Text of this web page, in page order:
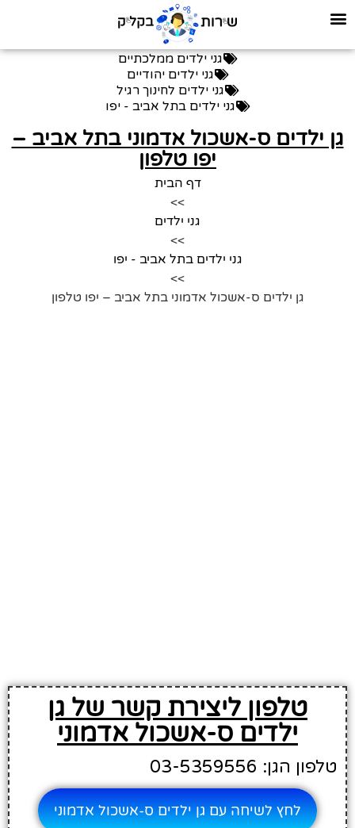
גני ילדים ממלכתיים
גני ילדים יהודיים
גני ילדים לחינוך רגיל
גני ילדים בתל אביב - יפו
גן ילדים ס-אשכול אדמוני בתל אביב –
יפו טלפון
דף הבית
>>
גני ילדים
>>
גני ילדים בתל אביב - יפו
>>
גן ילדים ס-אשכול אדמוני בתל אביב – יפו טלפון
טלפון ליצירת קשר של גן
ילדים ס-אשכול אדמוני
טלפון הגן: 03-5359556
לחץ לשיחה עם גן ילדים ס-אשכול אדמוני